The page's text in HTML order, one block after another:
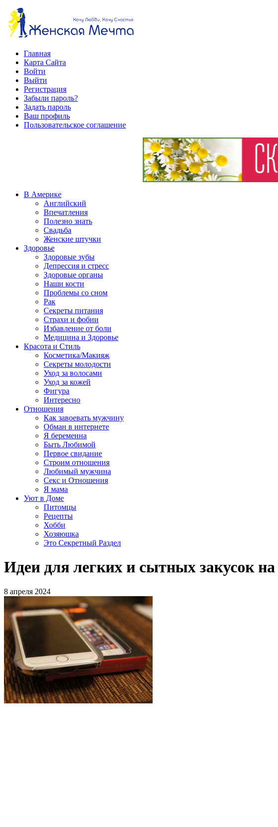
Главная
Карта Сайта
Войти
Выйти
Регистрация
Забыли пароль?
Задать пароль
Ваш профиль
Пользовательское соглашение
В Америке
Английский
Впечатления
Полезно знать
Свадьба
Женские штучки
Здоровье
Здоровые зубы
Депрессия и стресс
Здоровые органы
Наши кости
Проблемы со сном
Рак
Секреты питания
Страхи и фобии
Избавление от боли
Медицина и Здоровье
Красота и Стиль
Косметика/Макияж
Секреты молодости
Уход за волосами
Уход за кожей
Фигура
Интересно
Отношения
Как завоевать мужчину
Обман в интернете
Я беременна
Быть Любимой
Первое свидание
Строим отношения
Любимый мужчина
Секс и Отношения
Я мама
Уют в Доме
Питомцы
Рецепты
Хобби
Хозяюшка
Это Секретный Раздел
Идеи для легких и сытных закусок
8 апреля 2024